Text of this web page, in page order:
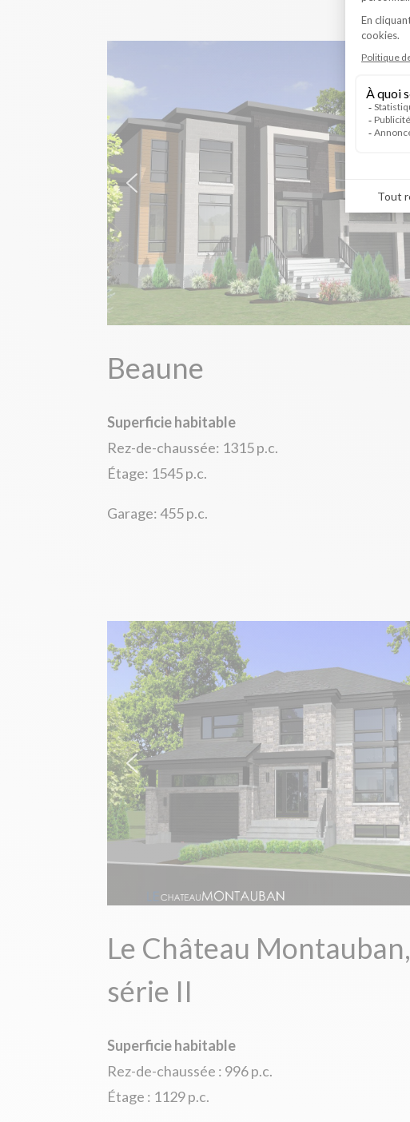
Beaune
Superficie habitable
Rez-de-chaussée: 1315 p.c.
Étage: 1545 p.c.
Garage: 455 p.c.
Le Château Montauban,
série II
Superficie habitable
Rez-de-chaussée : 996 p.c.
Étage : 1129 p.c.